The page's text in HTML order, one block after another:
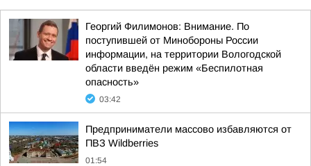
Георгий Филимонов: Внимание. По
поступившей от Минобороны России
информации, на территории Вологодской
области введён режим «Беспилотная
опасность»
03:42
Предприниматели массово избавляются от
ПВЗ Wildberries
01:54